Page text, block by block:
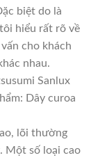
biệt do là
hiểu rất rõ về
cho khách
nhau.
Sanlux
Dây curoa
lõi thường
Một số loại cao